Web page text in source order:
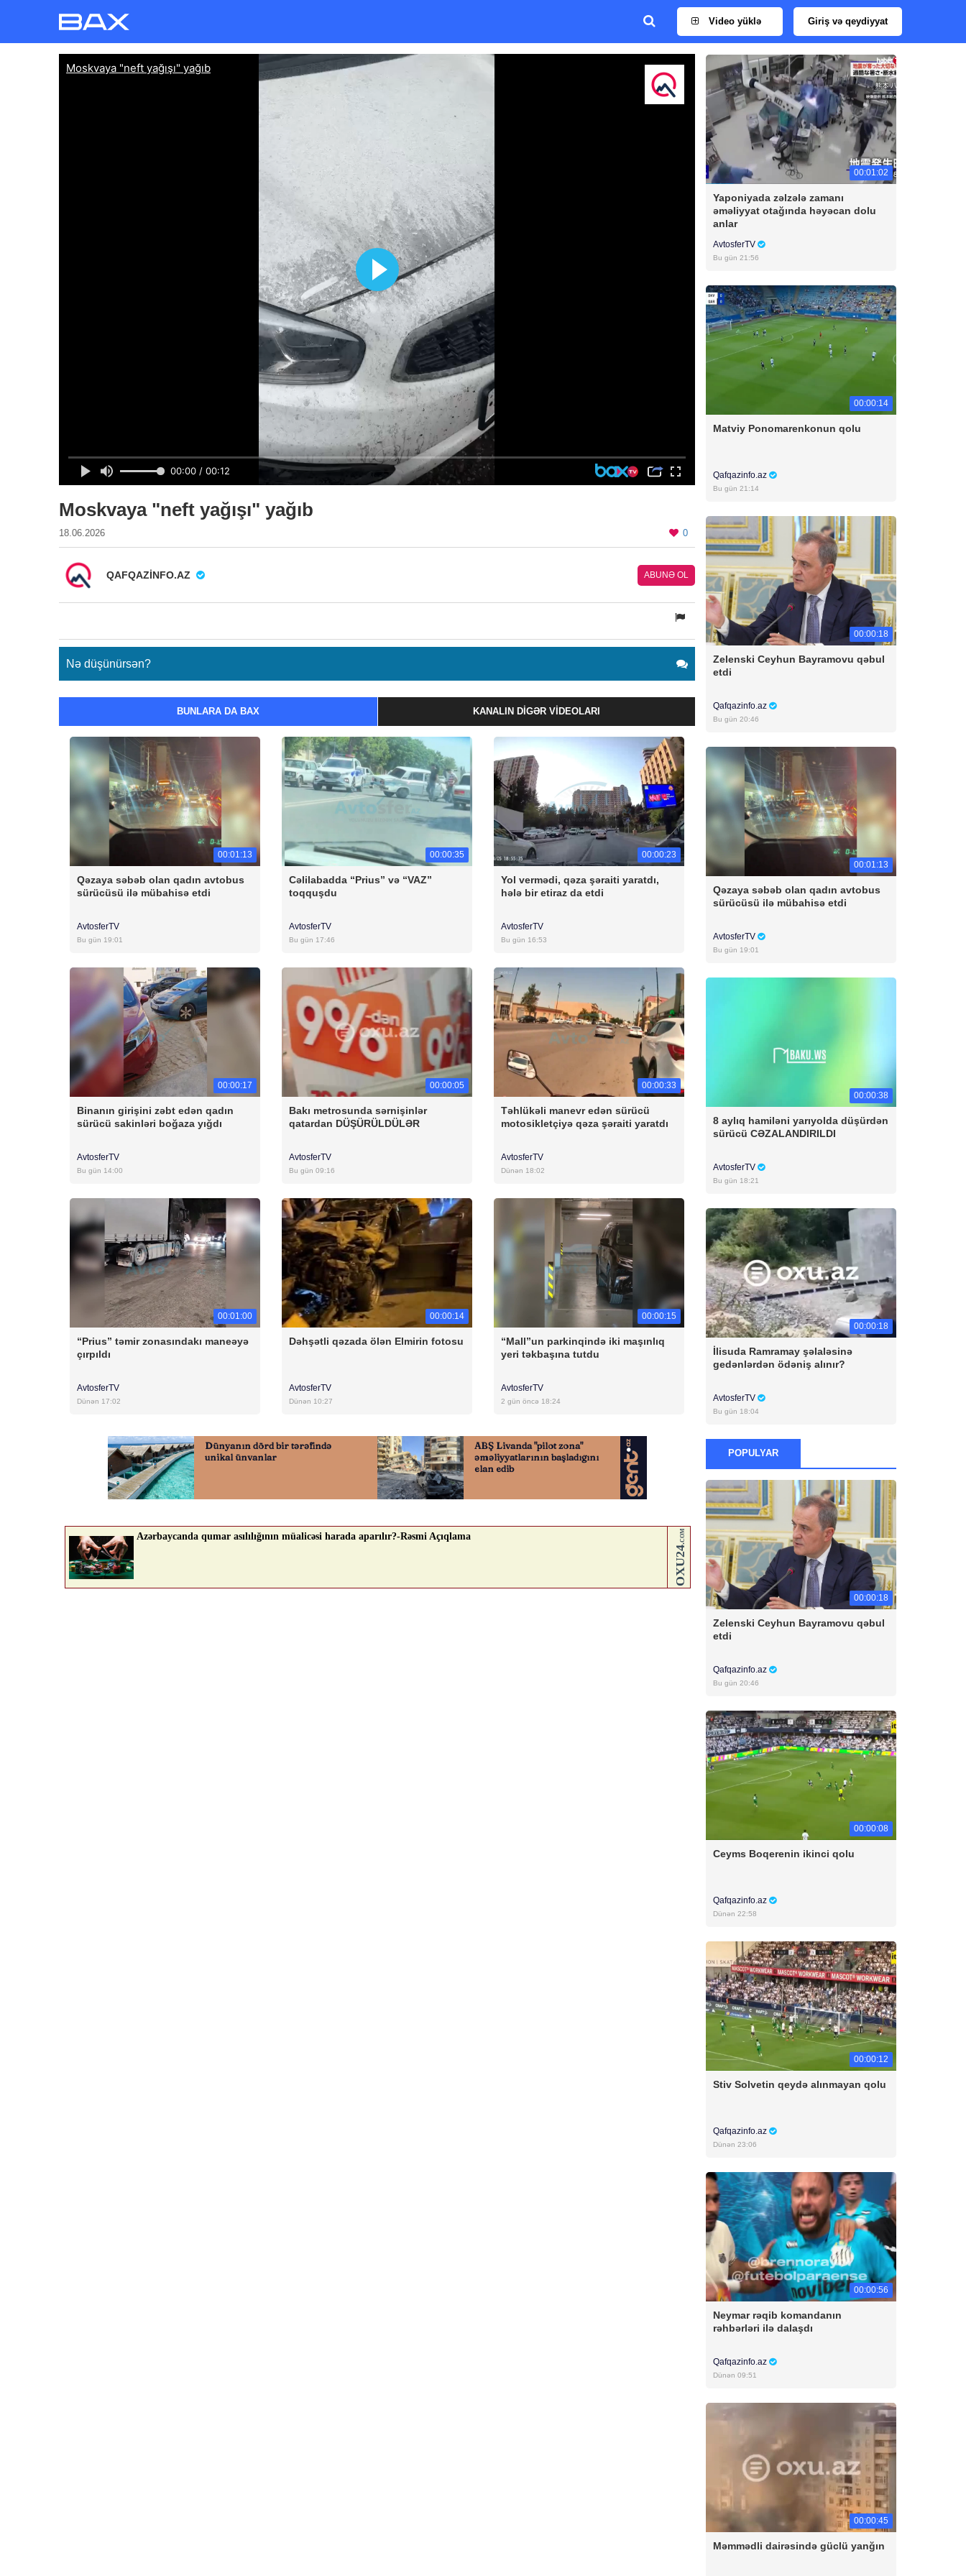
Video yüklə Giriş və qeydiyyat
Moskvaya "neft yağışı" yağıb
18.06.2026 0
QAFQAZINFO.AZ ABUNƏ OL
Nə düşünürsən?
BUNLARA DA BAX KANALIN DIGƏR VIDEOLARI
00:01:13
Qəzaya səbəb olan qadın avtobus
sürücüsü ilə mübahisə etdi
AvtosferTV
Bu gün 19:01
00:00:35
Cəlilabadda “Prius” və “VAZ”
toqquşdu
AvtosferTV
Bu gün 17:46
00:00:23
Yol vermədi, qəza şəraiti yaratdı,
hələ bir etiraz da etdi
AvtosferTV
Bu gün 16:53
00:00:17
Binanın girişini zəbt edən qadın
sürücü sakinləri boğaza yığdı
AvtosferTV
Bu gün 14:00
00:00:05
Bakı metrosunda sərnişinlər
qatardan DÜŞÜRÜLDÜLƏR
AvtosferTV
Bu gün 09:16
00:00:33
Təhlükəli manevr edən sürücü
motosikletçiyə qəza şəraiti yaratdı
AvtosferTV
Dünən 18:02
00:01:00
“Prius” təmir zonasındakı maneəyə
çırpıldı
AvtosferTV
Dünən 17:02
00:00:14
Dəhşətli qəzada ölən Elmirin fotosu
AvtosferTV
Dünən 10:27
00:00:15
“Mall”un parkinqində iki maşınlıq
yeri təkbaşına tutdu
AvtosferTV
2 gün öncə 18:24
00:01:02
Yaponiyada zəlzələ zamanı
əməliyyat otağında həyəcan dolu
anlar
AvtosferTV
Bu gün 21:56
00:00:14
Matviy Ponomarenkonun qolu
Qafqazinfo.az
Bu gün 21:14
00:00:18
Zelenski Ceyhun Bayramovu qəbul
etdi
Qafqazinfo.az
Bu gün 20:46
00:01:13
Qəzaya səbəb olan qadın avtobus
sürücüsü ilə mübahisə etdi
AvtosferTV
Bu gün 19:01
00:00:38
8 aylıq hamiləni yarıyolda düşürdən
sürücü CƏZALANDIRILDI
AvtosferTV
Bu gün 18:21
00:00:18
İlisuda Ramramay şəlaləsinə
gedənlərdən ödəniş alınır?
AvtosferTV
Bu gün 18:04
POPULYAR
00:00:18
Zelenski Ceyhun Bayramovu qəbul
etdi
Qafqazinfo.az
Bu gün 20:46
00:00:08
Ceyms Boqerenin ikinci qolu
Qafqazinfo.az
Dünən 22:58
00:00:12
Stiv Solvetin qeydə alınmayan qolu
Qafqazinfo.az
Dünən 23:06
00:00:56
Neymar rəqib komandanın
rəhbərləri ilə dalaşdı
Qafqazinfo.az
Dünən 09:51
00:00:45
Məmmədli dairəsində güclü yanğın